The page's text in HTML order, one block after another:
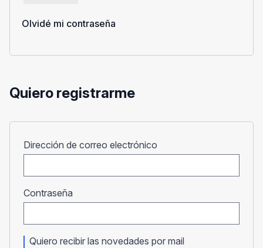
Olvidé mi contraseña
Quiero registrarme
Dirección de correo electrónico
Contraseña
Quiero recibir las novedades por mail